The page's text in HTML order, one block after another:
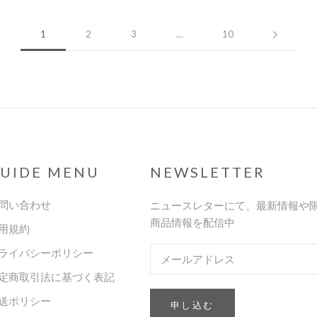
1 2 3 … 10
MENU
い合わせ
規約
イバシーポリシー
商取引法に基づく表記
ポリシー
NEWSLETTER
ニュースレターにて、最新情報や
商品情報を配信中
申し込む